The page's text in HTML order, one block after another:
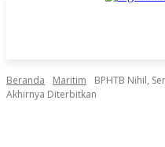
Beranda Maritim
BPHTB Nihil,
Akhirnya Diterbitkan